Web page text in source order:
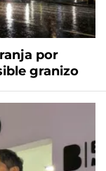
por
granizo